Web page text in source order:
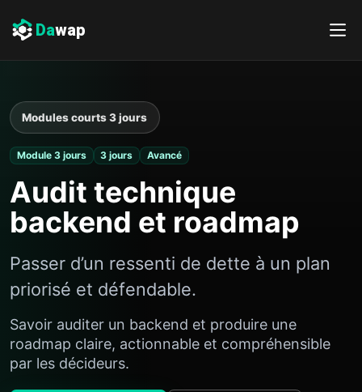
Dawap
Modules courts 3 jours
Module 3 jours 3 jours Avancé
Audit technique
backend et roadmap
Passer d’un ressenti de dette à un plan
priorisé et défendable.
Savoir auditer un backend et produire une
roadmap claire, actionnable et compréhensible
par les décideurs.